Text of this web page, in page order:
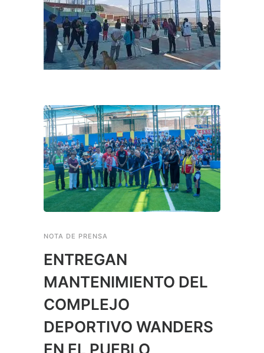
NOTA DE PRENSA
ENTREGAN
MANTENIMIENTO DEL
COMPLEJO
DEPORTIVO WANDERS
EN EL PUEBLO